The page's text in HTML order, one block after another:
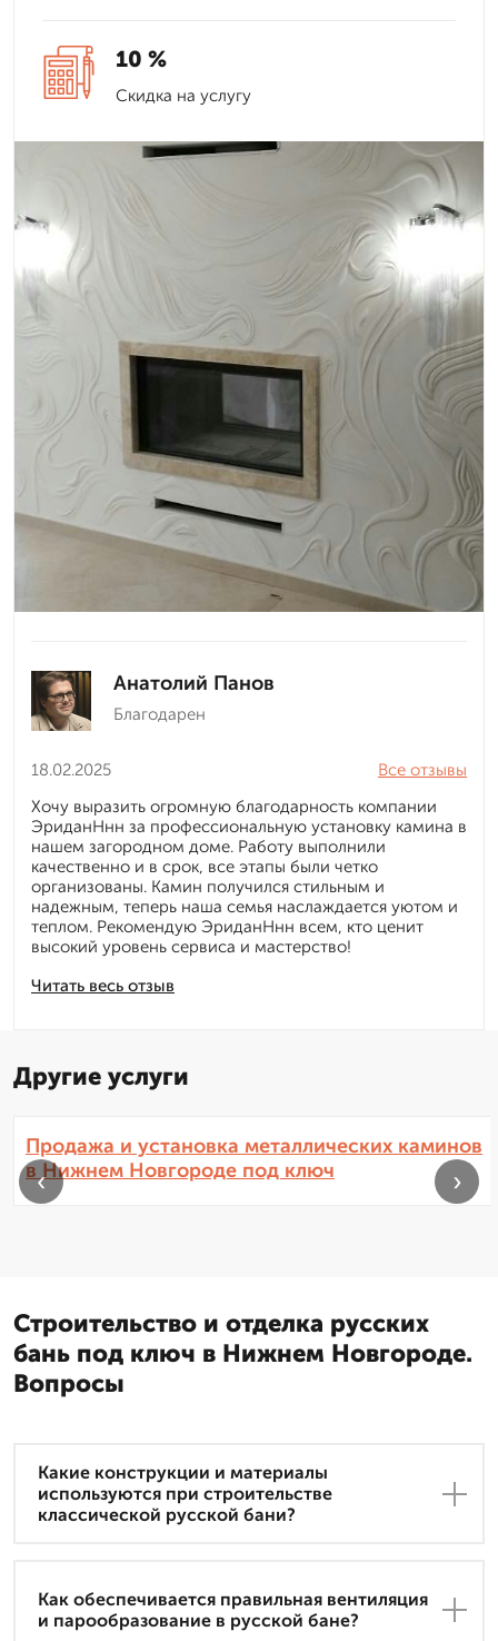
10 %
Скидка на услугу
Анатолий Панов
Благодарен
18.02.2025
Читать весь отзыв
Все отзывы
Хочу выразить огромную благодарность компании
ЭриданНнн за профессиональную установку камина в
нашем загородном доме. Работу выполнили
качественно и в срок, все этапы были четко
организованы. Камин получился стильным и
надежным, теперь наша семья наслаждается уютом и
теплом. Рекомендую ЭриданНнн всем, кто ценит
высокий уровень сервиса и мастерство!
Другие услуги
Продажа и установка металлических каминов
в Нижнем Новгороде под ключ
‹ ›
Строительство и отделка русских
бань под ключ в Нижнем Новгороде.
Вопросы
Какие конструкции и материалы
используются при строительстве
классической русской бани?
Как обеспечивается правильная вентиляция
и парообразование в русской бане?